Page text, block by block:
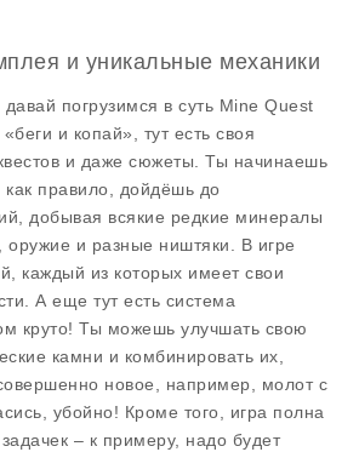
и уникальные механики
погрузимся в суть Mine Quest
и копай», тут есть своя
и даже сюжеты. Ты начинаешь
как правило, дойдёшь до
добывая всякие редкие минералы
и разные ништяки. В игре
, каждый из которых имеет свои
А еще тут есть система
круто! Ты можешь улучшать свою
камни и комбинировать их,
новое, например, молот с
убойно! Кроме того, игра полна
– к примеру, надо будет